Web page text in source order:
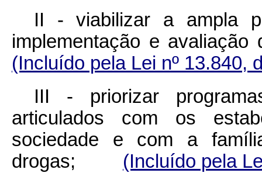
II - viabilizar a ampla
implementação e
(Incluído pela Lei nº 13.840,
III - priorizar
articulados com os
sociedade e com a
drogas; (Incluído pela